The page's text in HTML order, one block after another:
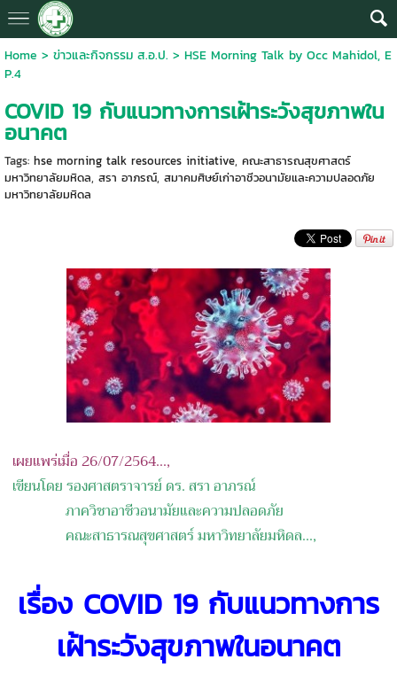
Home > ข่าวและกิจกรรม ส.อ.ป. > HSE Morning Talk by Occ Mahidol, E
P.4
COVID 19 กับแนวทางการเฝ้าระวังสุขภาพใน
อนาคต
Tags: hse morning talk resources initiative, คณะสาธารณสุขศาสตร์
มหาวิทยาลัยมหิดล, สรา อาภรณ์, สมาคมศิษย์เก่าอาชีวอนามัยและความปลอดภัย
มหาวิทยาลัยมหิดล
เผยแพร่เมื่อ 26/07/2564...,
เขียนโดย รองศาสตราจารย์ ดร. สรา อาภรณ์
ภาควิชาอาชีวอนามัยและความปลอดภัย
คณะสาธารณสุขศาสตร์มหาวิทยาลัยมหิดล...,
เรื่อง COVID 19 กับแนวทางการ
เฝ้าระวังสุขภาพในอนาคต